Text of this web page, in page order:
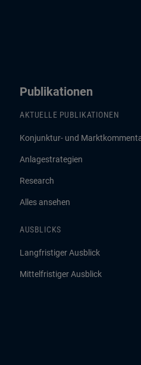
Publikationen
AKTUELLE PUBLIKATIONEN
Konjunktur- und
Anlagestrategien
Research
Alles ansehen
AUSBLICKS
Langfristiger Ausblick
Mittelfristiger Ausblick